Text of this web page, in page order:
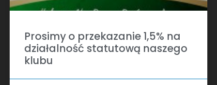
Prosimy o przekazanie 1,5% na
działalność statutową naszego
klubu